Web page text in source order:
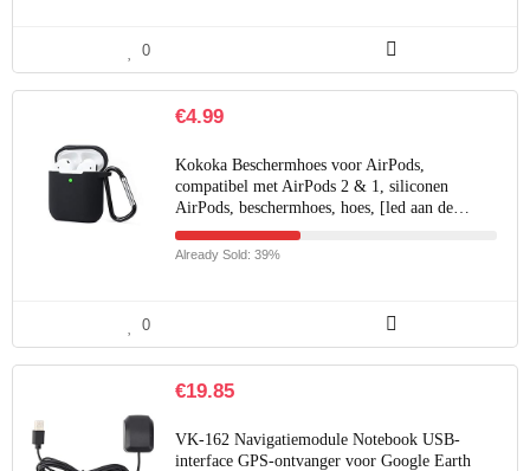
0
€4.99
Kokoka Beschermhoes voor AirPods,
compatibel met AirPods 2 & 1, siliconen
AirPods, beschermhoes, hoes, [led aan de…
Already Sold: 39%
0
€19.85
VK-162 Navigatiemodule Notebook USB-
interface GPS-ontvanger voor Google Earth